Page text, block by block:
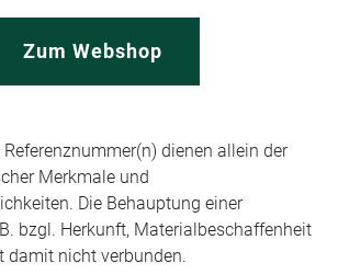
Zum Webshop
dienen allein der
Merkmale und
Die Behauptung einer
bzgl. Herkunft, Materialbeschaffenheit
damit nicht verbunden.